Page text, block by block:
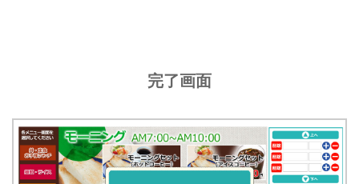
完了画面